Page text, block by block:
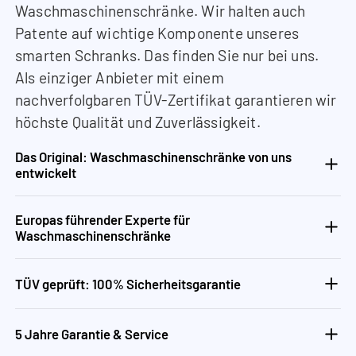
Waschmaschinenschränke. Wir halten auch
Patente auf wichtige Komponente unseres
smarten Schranks. Das finden Sie nur bei uns.
Als einziger Anbieter mit einem
nachverfolgbaren TÜV-Zertifikat garantieren wir
höchste Qualität und Zuverlässigkeit.
Das Original: Waschmaschinenschränke von uns
entwickelt
Europas führender Experte für
Waschmaschinenschränke
TÜV geprüft: 100% Sicherheitsgarantie
5 Jahre Garantie & Service